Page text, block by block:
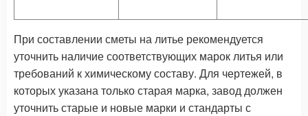
При составлении сметы на литье рекомендуется
уточнить наличие соответствующих марок литья или
требований к химическому составу. Для чертежей, в
которых указана только старая марка, завод должен
уточнить старые и новые марки и стандарты с